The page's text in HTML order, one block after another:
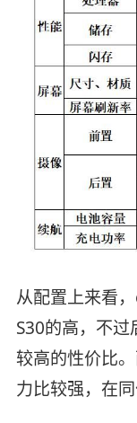
从配置上来看
S30的高，不
较高的性价比
力比较强，在